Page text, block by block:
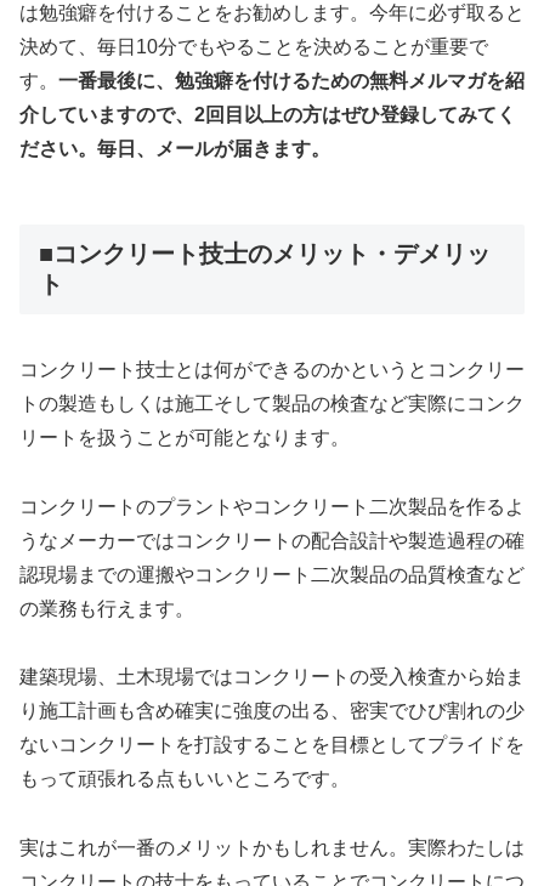
は勉強癖を付けることをお勧めします。今年に必ず取ると
決めて、毎日10分でもやることを決めることが重要で
す。 一番最後に、勉強癖を付けるための無料メルマガを紹
介していますので、2回目以上の方はぜひ登録してみてく
ださい。毎日、メールが届きます。
■コンクリート技士のメリット・デメリッ
ト
コンクリート技士とは何ができるのかというとコンクリー
トの製造もしくは施工そして製品の検査など実際にコンク
リートを扱うことが可能となります。
コンクリートのプラントやコンクリート二次製品を作るよ
うなメーカーではコンクリートの配合設計や製造過程の確
認現場までの運搬やコンクリート二次製品の品質検査など
の業務も行えます。
建築現場、土木現場ではコンクリートの受入検査から始ま
り施工計画も含め確実に強度の出る、密実でひび割れの少
ないコンクリートを打設することを目標としてプライドを
もって頑張れる点もいいところです。
実はこれが一番のメリットかもしれません。実際わたしは